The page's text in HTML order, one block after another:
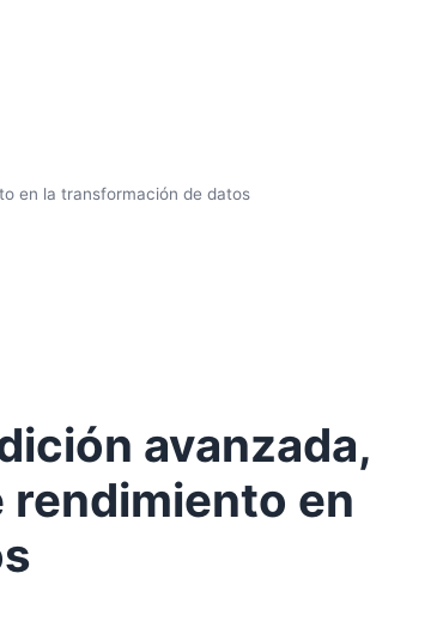
en la transformación de datos
avanzada,
rendimiento en